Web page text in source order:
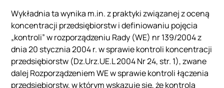
Wykładnia ta wynika m.in. z praktyki związanej z oceną
koncentracji przedsiębiorstw i definiowaniu pojęcia
„kontroli” w rozporządzeniu Rady (WE) nr 139/2004 z
dnia 20 stycznia 2004 r. w sprawie kontroli koncentracji
przedsiębiorstw (Dz.Urz.UE.L 2004 Nr 24, str. 1), zwane
dalej Rozporządzeniem WE w sprawie kontroli łączenia
przedsiębiorstw, w którym wskazuje się, że kontrola